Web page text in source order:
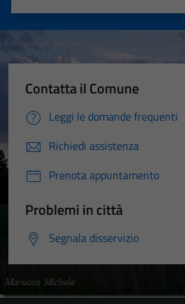
Valuta 5 stelle su 5
Valuta 4 stelle su 5
Valuta 3 stelle su 5
Valuta 2 stelle su 5
Valuta 1 stelle su 5
Contatta il Comune
Leggi le domande frequenti
Richiedi assistenza
Prenota appuntamento
Problemi in città
Segnala disservizio